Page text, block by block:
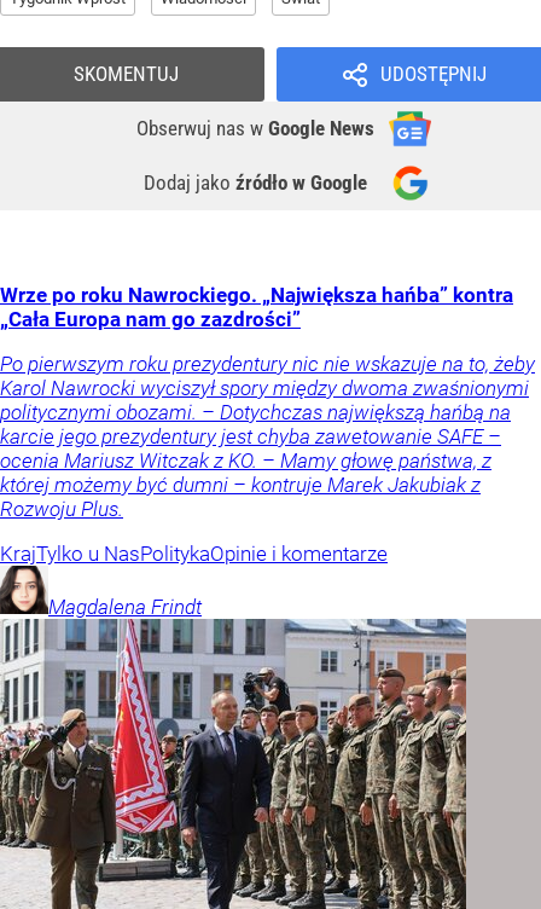
UDOSTĘPNIJ
Obserwuj nas w Google News
Dodaj jako źródło w Google
SKOMENTUJ
Wrze po roku Nawrockiego. „Największa hańba” kontra
„Cała Europa nam go zazdrości”
Po pierwszym roku prezydentury nic nie wskazuje na to, żeby
Karol Nawrocki wyciszył spory między dwoma zwaśnionymi
politycznymi obozami. – Dotychczas największą hańbą na
karcie jego prezydentury jest chyba zawetowanie SAFE –
ocenia Mariusz Witczak z KO. – Mamy głowę państwa, z
której możemy być dumni – kontruje Marek Jakubiak z
Rozwoju Plus.
KrajTylko u NasPolitykaOpinie i komentarze
Magdalena Frindt